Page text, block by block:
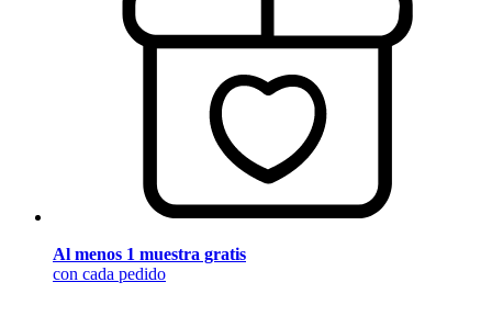
Al menos 1 muestra gratis
con cada pedido